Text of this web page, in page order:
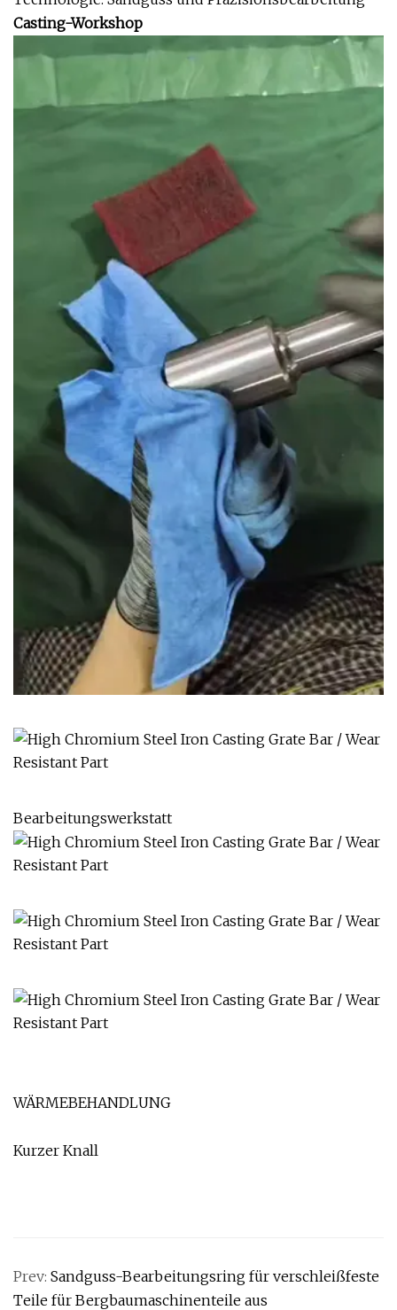
Casting-Workshop
Bearbeitungswerkstatt
WÄRMEBEHANDLUNG
Kurzer Knall
Prev: Sandguss-Bearbeitungsring für verschleißfeste
Teile für Bergbaumaschinenteile aus